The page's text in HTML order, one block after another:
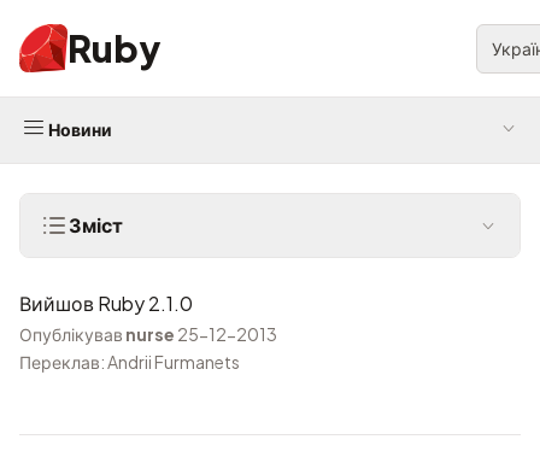
Ruby
Новини
Зміст
Вийшов Ruby 2.1.0
Опублікував nurse 25-12-2013
Переклав: Andrii Furmanets